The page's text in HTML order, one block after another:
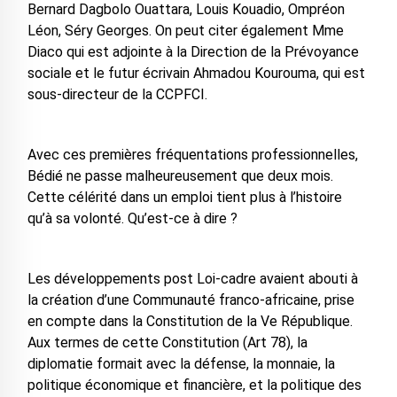
Bernard Dagbolo Ouattara, Louis Kouadio, Ompréon
Léon, Séry Georges. On peut citer également Mme
Diaco qui est adjointe à la Direction de la Prévoyance
sociale et le futur écrivain Ahmadou Kourouma, qui est
sous-directeur de la CCPFCI.
Avec ces premières fréquentations professionnelles,
Bédié ne passe malheureusement que deux mois.
Cette célérité dans un emploi tient plus à l’histoire
qu’à sa volonté. Qu’est-ce à dire ?
Les développements post Loi-cadre avaient abouti à
la création d’une Communauté franco-africaine, prise
en compte dans la Constitution de la Ve République.
Aux termes de cette Constitution (Art 78), la
diplomatie formait avec la défense, la monnaie, la
politique économique et financière, et la politique des